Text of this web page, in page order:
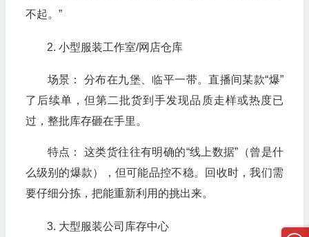
不起。”
小型服装工作室/网店仓库
场景： 分布在九堡、临平一带。直播间某款“爆”
了后续单，但第二批货到手发现品质走样或热度已
过，整批库存砸在手里。
特点： 这类货往往有明确的“线上数据”（曾是什
么级别的爆款），但可能品控不稳。回收时，我们需
要仔细分拣，把能重新利用的挑出来。
大型服装公司库存中心